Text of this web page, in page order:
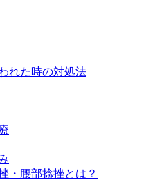
れた時の対処法
・腰部捻挫とは？